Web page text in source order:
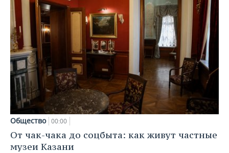
Общество 00:00
От чак-чака до соцбыта: как живут частные
музеи Казани